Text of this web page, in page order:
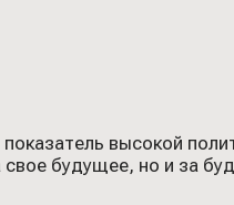
высокой
будущее, но и за